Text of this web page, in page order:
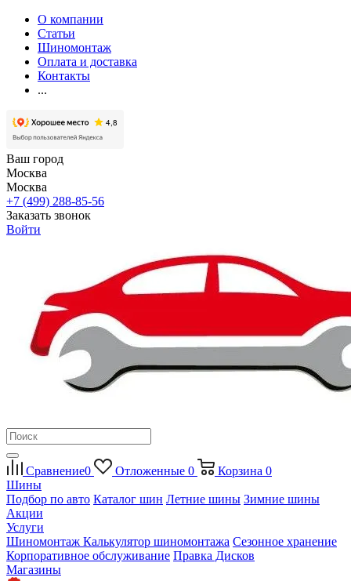
О компании
Статьи
Шиномонтаж
Оплата и доставка
Контакты
...
Ваш город
Москва
Москва
+7 (499) 288-85-56
Заказать звонок
Войти
Сравнение0 Отложенные 0 Корзина 0
Шины
Подбор по авто Каталог шин Летние шины Зимние шины
Акции
Услуги
Шиномонтаж Калькулятор шиномонтажа Сезонное хранение
Корпоративное обслуживание Правка Дисков
Магазины